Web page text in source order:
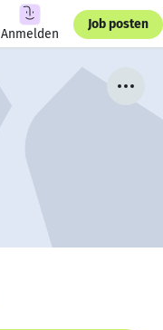
Anmelden
Job posten